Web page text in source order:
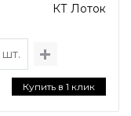
КТ Лоток
шт.
Купить в 1 клик